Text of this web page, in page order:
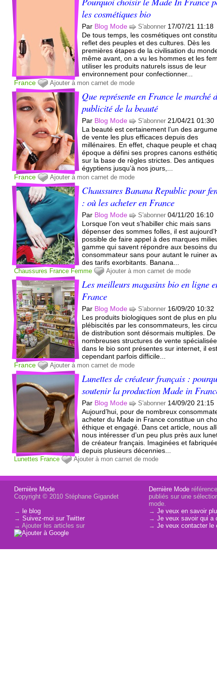
les cosmétiques bio
Par Blog Mode S'abonner 17/07/21 11:18
De tous temps, les cosmétiques ont
reflet des peuples et des cultures. Dès les
premières étapes de la civilisation du
même avant, on a vu les hommes et les
utiliser les produits naturels issus de leur
environnement pour confectionner...
France
Ajouter à mon carnet de mode
Que représente en France le marché
publicité de la beauté
Par Blog Mode S'abonner 21/04/21 01:30
La beauté est certainement l’un des
de vente les plus efficaces depuis des
millénaires. En effet, chaque peuple et
époque a défini ses propres canons
sur la base de règles strictes. Des antiques
égyptiens jusqu’à nos jours,...
France
Ajouter à mon carnet de mode
Chaussures Banana Republic pour
: où les acheter en France
Par Blog Mode S'abonner 04/11/20 16:10
Lorsque l’on veut s’habiller chic mais sans
dépenser des sommes folles, il est
possible de faire appel à des marques
gamme qui savent répondre aux besoins du
consommateur sans pour autant le ruiner
des tarifs exorbitants. Banana...
Chaussures France Femme Ajouter à mon carnet de mode
Les meilleurs magasins bio en ligne
France
Par Blog Mode S'abonner 16/09/20 10:32
Les produits biologiques sont de plus en
plébiscités par les consommateurs, les
de distribution sont désormais multiples. De
nombreuses structures de vente
dans le bio sont présentes sur internet, il
cependant parfois difficile...
France
Ajouter à mon carnet de mode
Lunettes de créateur français :
soutenir la production Made in
Par Blog Mode S'abonner 14/09/20 21:15
Aujourd’hui, pour de nombreux
acheter du Made in France constitue un
éthique et engagé. Dans cet article, nous
nous intéresser d’un peu plus près aux
de créateur français. Imaginées et
depuis plusieurs décennies...
Lunettes France Ajouter à mon carnet de mode
Dernière Mode
Copyright © 2010 Stéphane Gigandet
→ le blog
→Suivez-moi sur Twitter
→ Ajouter les articles sur
Dernière Mode
publiés sur une
mode.
→Je veux en savoir
→Je veux savoir qui a
→Je veux contacter le